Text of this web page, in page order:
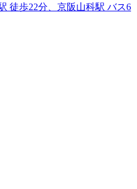
徒歩22分、京阪山科駅 バス6